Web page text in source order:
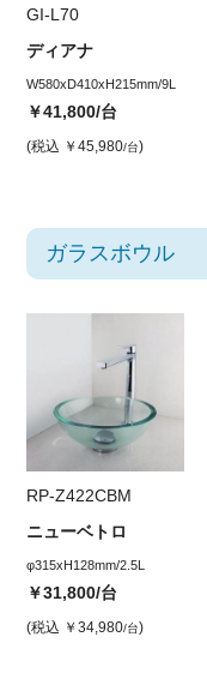
GI-L70
ディアナ
W580xD410xH215mm/9L
￥41,800/台
(税込 ￥45,980/台)
ガラスボウル
RP-Z422CBM
ニューベトロ
φ315xH128mm/2.5L
￥31,800/台
(税込 ￥34,980/台)